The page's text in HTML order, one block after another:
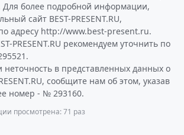
Для более подробной информации,
сайт BEST-PRESENT.RU,
адресу http://www.best-present.ru.
PRESENT.RU рекомендуем уточнить по
неточность в представленных данных о
сообщите нам об этом, указав
номер - № 293160.
просмотрена: 71 раз